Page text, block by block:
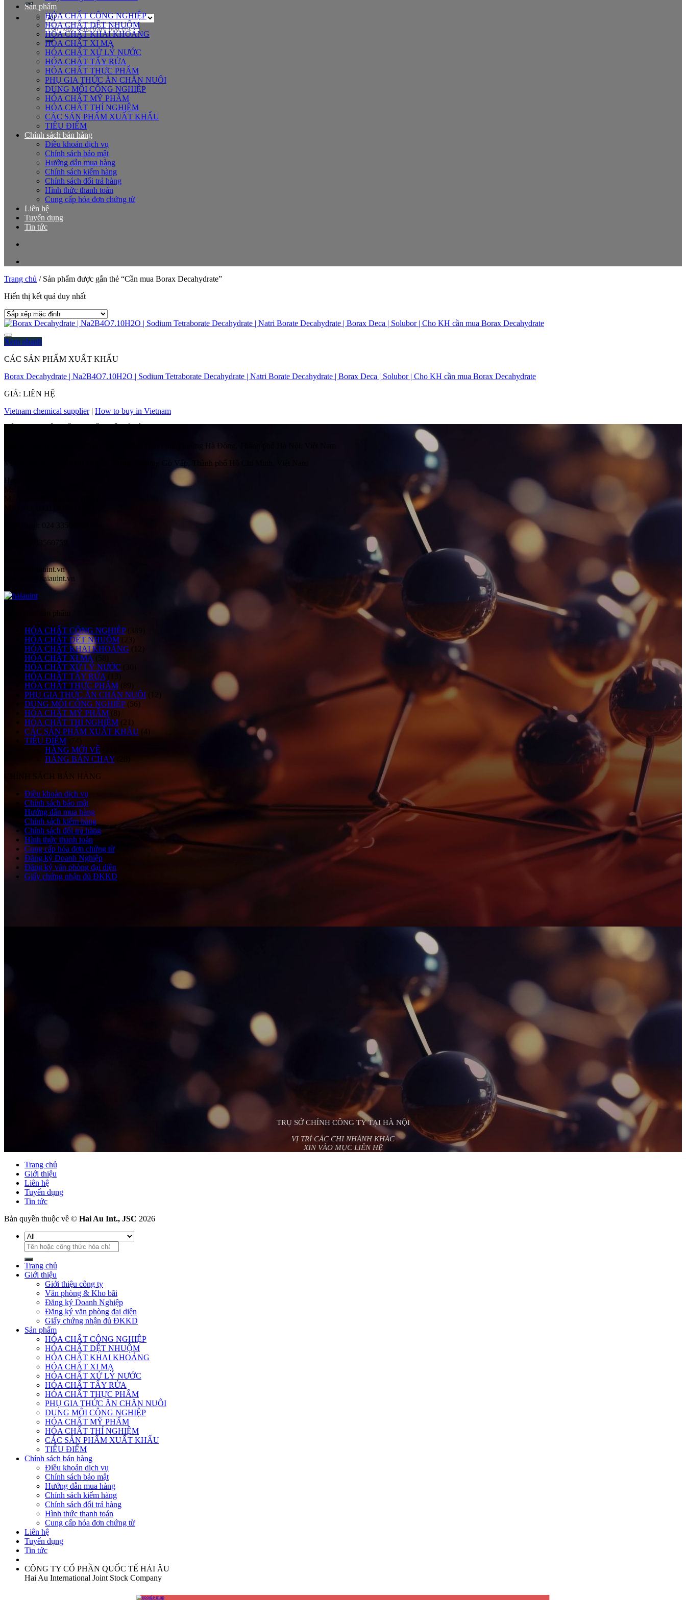
Tìm
kiếm:
Sản phẩm
HÓA CHẤT CÔNG NGHIỆP
HÓA CHẤT DỆT NHUỘM
HÓA CHẤT KHAI KHOÁNG
HÓA CHẤT XI MẠ
HÓA CHẤT XỬ LÝ NƯỚC
HÓA CHẤT TẨY RỬA
HÓA CHẤT THỰC PHẨM
PHỤ GIA THỨC ĂN CHĂN NUÔI
DUNG MÔI CÔNG NGHIỆP
HÓA CHẤT MỸ PHẨM
HÓA CHẤT THÍ NGHIỆM
CÁC SẢN PHẨM XUẤT KHẨU
TIÊU ĐIỂM
Chính sách bán hàng
Điều khoản dịch vụ
Chính sách bảo mật
Hướng dẫn mua hàng
Chính sách kiểm hàng
Chính sách đổi trả hàng
Hình thức thanh toán
Cung cấp hóa đơn chứng từ
Liên hệ
Tuyển dụng
Tin tức
Trang chủ /Sản phẩm được gắn thẻ “Cần mua Borax Decahydrate”
Hiển thị kết quả duy nhất
Xem nhanh
CÁC SẢN PHẨM XUẤT KHẨU
Borax Decahydrate | Na2B4O7.10H2O | Sodium Tetraborate Decahydrate | Natri Borate Decahydrate | Borax Deca | Solubor | Cho KH cần mua Borax Decahydrate
GIÁ: LIÊN HỆ
Vietnam chemical supplier| How to buy in Vietnam
Số 41 Ngách 58 Ngõ 108, Đường Trần Phú, Phường Hà Đông, Thành phố Hà Nội, Việt Nam
VP HCM:
Số 525/1/10H Quang Trung, Phường Gò Vấp, Thành phố Hồ Chí Minh, Việt Nam
Hotline:
Mr. Tuấn: 0976244181 (HN)
Mr. Lâm: 0931145765 (SG)
024 33560758
haiau@haiauint.vn
ngocanh@haiauint.vn
Danh mục sản phẩm
HÓA CHẤT CÔNG NGHIỆP (389)
HÓA CHẤT DỆT NHUỘM (23)
HÓA CHẤT KHAI KHOÁNG (12)
HÓA CHẤT XI MẠ
HÓA CHẤT XỬ LÝ NƯỚC
HÓA CHẤT TẨY RỬA
HÓA CHẤT THỰC PHẨM (89)
PHỤ GIA THỨC ĂN CHĂN NUÔI (12)
DUNG MÔI CÔNG NGHIỆP (56)
HÓA CHẤT MỸ PHẨM (8)
HÓA CHẤT THÍ NGHIỆM (21)
CÁC SẢN PHẨM XUẤT KHẨU (4)
TIÊU ĐIỂM
(74)
HÀNG MỚI VỀ
HÀNG BÁN CHẠY
CHÍNH SÁCH BÁN HÀNG
Điều khoản dịch vụ
Chính sách bảo mật
Hướng dẫn mua hàng
Chính sách kiểm hàng
Chính sách đổi trả hàng
Hình thức thanh toán
Cung cấp hóa đơn chứng từ
Đăng ký Doanh Nghiệp
Đăng ký văn phòng đại diện
Giấy chứng nhận đủ ĐKKD
TRỤ SỞ CHÍNH CÔNG TY TẠI HÀ NỘI
VỊ TRÍ CÁC CHI NHÁNH KHÁC
XIN VÀO MỤC LIÊN HỆ
Trang chủ
Giới thiệu
Liên hệ
Tuyển dụng
Tin tức
Bản quyền thuộc về © Hai Au Int., JSC 2026
Tìm
kiếm:
Trang chủ
Giới thiệu
Giới thiệu công ty
Văn phòng & Kho bãi
Đăng ký Doanh Nghiệp
Đăng ký văn phòng đại diện
Giấy chứng nhận đủ ĐKKD
Sản phẩm
HÓA CHẤT CÔNG NGHIỆP
HÓA CHẤT DỆT NHUỘM
HÓA CHẤT KHAI KHOÁNG
HÓA CHẤT XI MẠ
HÓA CHẤT XỬ LÝ NƯỚC
HÓA CHẤT TẨY RỬA
HÓA CHẤT THỰC PHẨM
PHỤ GIA THỨC ĂN CHĂN NUÔI
DUNG MÔI CÔNG NGHIỆP
HÓA CHẤT MỸ PHẨM
HÓA CHẤT THÍ NGHIỆM
CÁC SẢN PHẨM XUẤT KHẨU
TIÊU ĐIỂM
Chính sách bán hàng
Điều khoản dịch vụ
Chính sách bảo mật
Hướng dẫn mua hàng
Chính sách kiểm hàng
Chính sách đổi trả hàng
Hình thức thanh toán
Cung cấp hóa đơn chứng từ
Liên hệ
Tuyển dụng
Tin tức
CÔNG TY CỔ PHẦN QUỐC TẾ HẢI ÂU
Hai Au International Joint Stock Company